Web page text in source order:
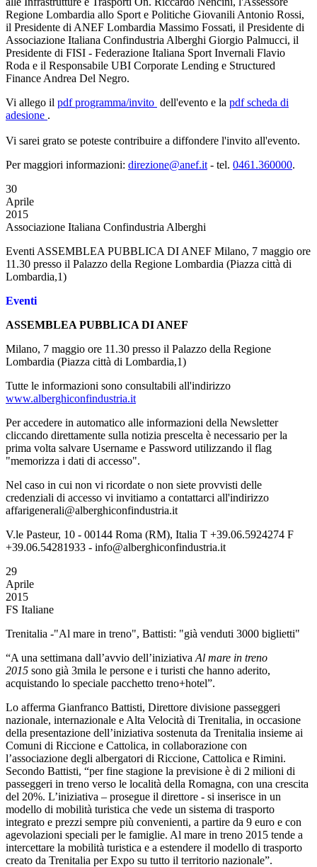
Regione Lombardia allo Sport e Politiche Giovanili Antonio Rossi,
il Presidente di ANEF Lombardia Massimo Fossati, il Presidente di
Associazione Italiana Confindustria Alberghi Giorgio Palmucci, il
Presidente di FISI - Federazione Italiana Sport Invernali Flavio
Roda e il Responsabile UBI Corporate Lending e Structured
Finance Andrea Del Negro.
Vi allego il pdfprogramma/invito dell'evento e la pdfscheda di
adesione .
Vi sarei grato se poteste contribuire a diffondere l'invito all'evento.
Per maggiori informazioni: direzione@anef.it - tel. 0461.360000.
30
Aprile
2015
Associazione Italiana Confindustria Alberghi
Eventi ASSEMBLEA PUBBLICA DI ANEF Milano, 7 maggio ore
11.30 presso il Palazzo della Regione Lombardia (Piazza città di
Lombardia,1)
Eventi
ASSEMBLEA PUBBLICA DI ANEF
Milano, 7 maggio ore 11.30 presso il Palazzo della Regione
Lombardia (Piazza città di Lombardia,1)
Tutte le informazioni sono consultabili all'indirizzo
www.alberghiconfindustria.it
Per accedere in automatico alle informazioni della Newsletter
cliccando direttamente sulla notizia prescelta è necessario per la
prima volta salvare Username e Password utilizzando il flag
"memorizza i dati di accesso".
Nel caso in cui non vi ricordate o non siete provvisti delle
credenziali di accesso vi invitiamo a contattarci all'indirizzo
affarigenerali@alberghiconfindustria.it
V.le Pasteur, 10 - 00144 Roma (RM), Italia T +39.06.5924274 F
+39.06.54281933 - info@alberghiconfindustria.it
29
Aprile
2015
FS Italiane
Trenitalia -"Al mare in treno", Battisti: "già venduti 3000 biglietti"
“A una settimana dall’avvio dell’iniziativa Al mare in treno
2015 sono già 3mila le persone e i turisti che hanno aderito,
acquistando lo speciale pacchetto treno+hotel”.
Lo afferma Gianfranco Battisti, Direttore divisione passeggeri
nazionale, internazionale e Alta Velocità di Trenitalia, in occasione
della presentazione dell’iniziativa sostenuta da Trenitalia insieme ai
Comuni di Riccione e Cattolica, in collaborazione con
l’associazione degli albergatori di Riccione, Cattolica e Rimini.
Secondo Battisti, “per fine stagione la previsione è di 2 milioni di
passeggeri in treno verso le località della Romagna, con una crescita
del 20%. L’iniziativa – prosegue il direttore - si inserisce in un
modello di mobilità turistica che vede un sistema di trasporto
integrato e prezzi sempre più convenienti, a partire da 9 euro e con
agevolazioni speciali per le famiglie. Al mare in treno 2015 tende a
intercettare la mobilità turistica e a estendere il modello di trasporto
creato da Trenitalia per Expo su tutto il territorio nazionale”.